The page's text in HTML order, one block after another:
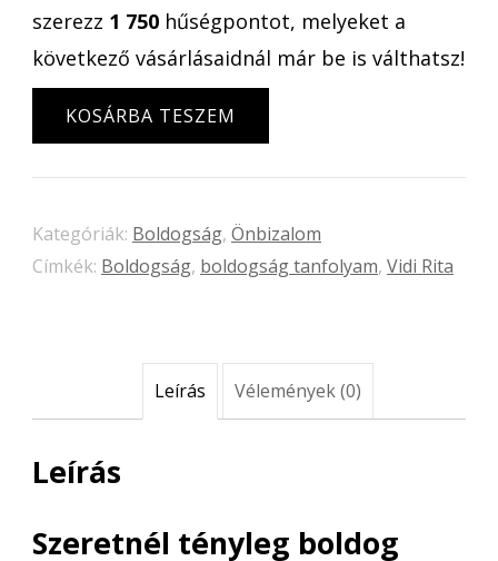
szerezz 1 750 hűségpontot, melyeket a
következő vásárlásaidnál már be is válthatsz!
A
Boldogság
KOSÁRBA TESZEM
Kategóriák: Boldogság, Önbizalom
Címkék: Boldogság, boldogság tanfolyam, Vidi Rita
Leírás Vélemények (0)
Leírás
Szeretnél tényleg boldog